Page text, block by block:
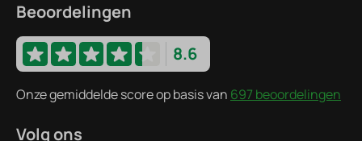
Beoordelingen
8.6
Onze gemiddelde score op basis van 697 beoordelingen
Volg ons